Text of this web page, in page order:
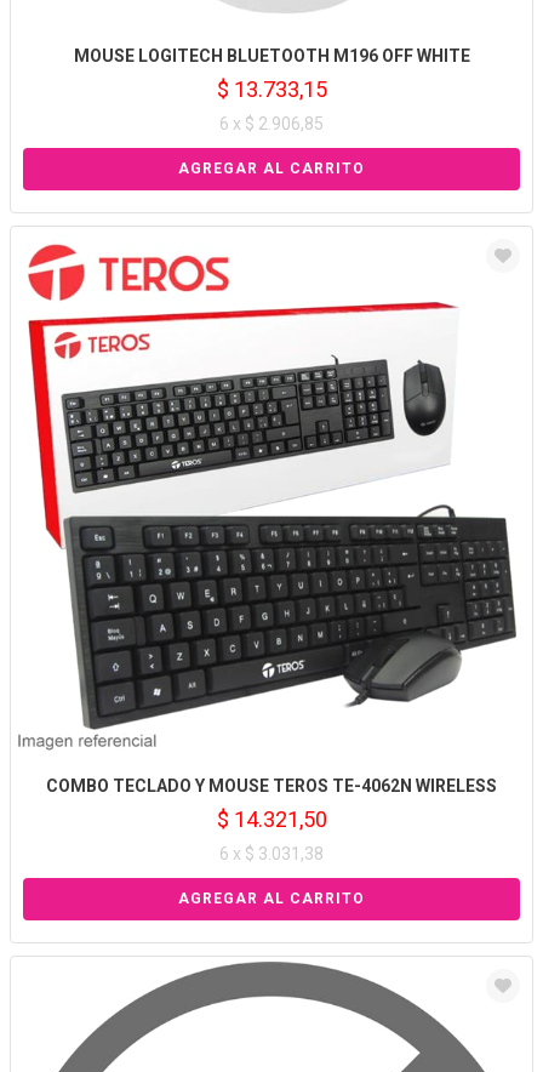
MOUSE LOGITECH BLUETOOTH M196 OFF WHITE
$ 13.733,15
6 x $ 2.906,85
COMBO TECLADO Y MOUSE TEROS TE-4062N WIRELESS
$ 14.321,50
6 x $ 3.031,38